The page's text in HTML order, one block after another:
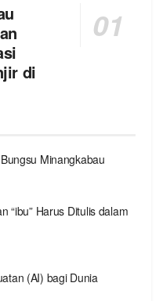
di
Minangkabau
“ibu” Harus Ditulis dalam
(AI) bagi Dunia